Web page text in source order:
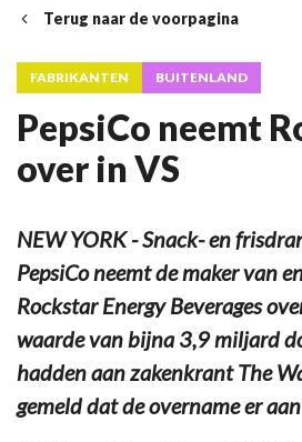
Terug naar de voorpagina
FABRIKANTEN BUITENLAND
PepsiCo neemt
over in VS
NEW YORK - Snack- en
PepsiCo neemt de maker van
Rockstar Energy Beverages
waarde van bijna 3,9 miljard
hadden aan zakenkrant The
gemeld dat de overname er